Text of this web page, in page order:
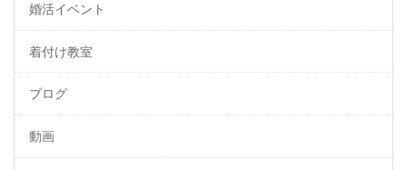
婚活イベント
着付け教室
ブログ
動画